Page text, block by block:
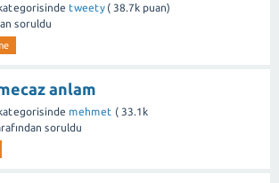
tweety ( 38.7k puan)
soruldu
anlam
mehmet ( 33.1k
soruldu